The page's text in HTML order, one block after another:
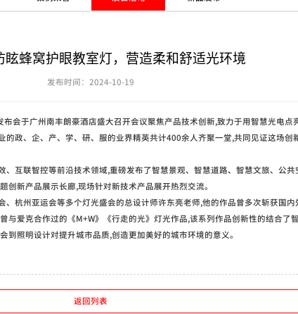
眩蜂窝护眼教室灯，营造柔和舒适光环境
发布时间：2024-10-19
会于广州南丰朗豪酒店盛大召开会议聚焦产品技术创新,致力于用智慧光电点
政、企、产、学、研、服的业界精英共计400余人齐聚一堂,共同见证这场创
互联智控等前沿技术领域,重磅发布了智慧景观、智慧道路、智慧文旅、公
新产品展示长廊,现场针对新技术产品展开热烈交流。
杭州亚运会等多个灯光盛会的总设计师许东亮老师,他的作品曾多次斩获国
与爱克合作过的《M+W》《行走的光》灯光作品,该系列作品创新性的结合了
照明设计对提升城市品质,创造更加美好的城市环境的意义。
返回列表